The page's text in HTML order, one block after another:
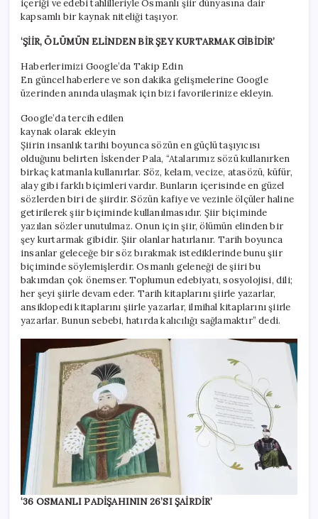
içeriği ve edebi tahlilleriyle Osmanlı şiir dünyasına dair
kapsamlı bir kaynak niteliği taşıyor.
‘ŞİİR, ÖLÜMÜN ELİNDEN BİR ŞEY KURTARMAK GİBİDİR’
Haberlerimizi Google’da Takip Edin
En güncel haberlere ve son dakika gelişmelerine Google
üzerinden anında ulaşmak için bizi favorilerinize ekleyin.
Google’da tercih edilen
kaynak olarak ekleyin
Şiirin insanlık tarihi boyunca sözün en güçlü taşıyıcısı
olduğunu belirten İskender Pala, “Atalarımız sözü kullanırken
birkaç katmanla kullanırlar. Söz, kelam, vecize, atasözü, küfür,
alay gibi farklı biçimleri vardır. Bunların içerisinde en güzel
sözlerden biri de şiirdir. Sözün kafiye ve vezinle ölçüler haline
getirilerek şiir biçiminde kullanılmasıdır. Şiir biçiminde
yazılan sözler unutulmaz. Onun için şiir, ölümün elinden bir
şey kurtarmak gibidir. Şiir olanlar hatırlanır. Tarih boyunca
insanlar geleceğe bir söz bırakmak istediklerinde bunu şiir
biçiminde söylemişlerdir. Osmanlı geleneği de şiiri bu
bakımdan çok önemser. Toplumun edebiyatı, sosyolojisi, dili;
her şeyi şiirle devam eder. Tarih kitaplarını şiirle yazarlar,
ansiklopedi kitaplarını şiirle yazarlar, ilmihal kitaplarını şiirle
yazarlar. Bunun sebebi, hatırda kalıcılığı sağlamaktır” dedi.
‘36 OSMANLI PADİŞAHININ 26’SI ŞAİRDİR’